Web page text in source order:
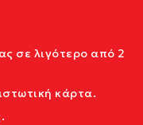
σε λιγότερο από 2
κάρτα.